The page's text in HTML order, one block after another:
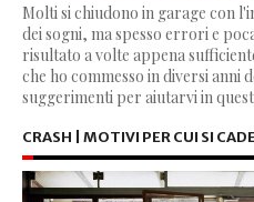
Molti si chiudono in garage con
dei sogni, ma spesso errori e
risultato a volte appena
che ho commesso in diversi anni
suggerimenti per aiutarvi in
CRASH | MOTIVI PER CUI SI